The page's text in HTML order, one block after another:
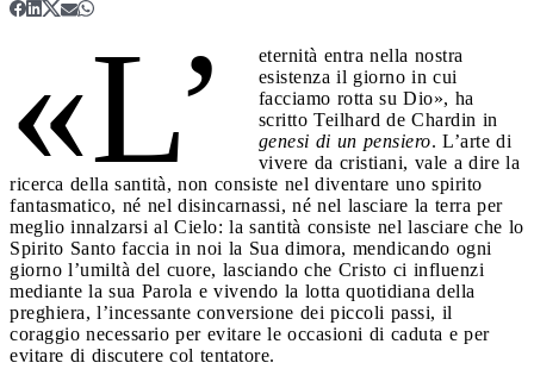
«L’
eternità entra nella nostra
esistenza il giorno in cui
facciamo rotta su Dio», ha
scritto Teilhard de Chardin in
genesi di un pensiero. L’arte di
vivere da cristiani, vale a dire la
ricerca della santità, non consiste nel diventare uno spirito
fantasmatico, né nel disincarnassi, né nel lasciare la terra per
meglio innalzarsi al Cielo: la santità consiste nel lasciare che lo
Spirito Santo faccia in noi la Sua dimora, mendicando ogni
giorno l’umiltà del cuore, lasciando che Cristo ci influenzi
mediante la sua Parola e vivendo la lotta quotidiana della
preghiera, l’incessante conversione dei piccoli passi, il
coraggio necessario per evitare le occasioni di caduta e per
evitare di discutere col tentatore.